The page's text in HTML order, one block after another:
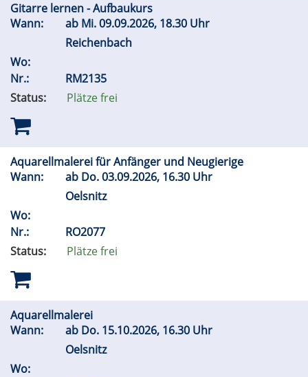
Gitarre lernen - Aufbaukurs
Wann:
ab Mi.09.09.2026, 18.30 Uhr
Reichenbach
Wo:
Nr.:
RM2135
Status:
Plätze frei
Aquarellmalerei für Anfänger und Neugierige
Wann:
ab Do.03.09.2026, 16.30 Uhr
Oelsnitz
Wo:
Nr.:
RO2077
Status:
Plätze frei
Aquarellmalerei
Wann:
ab Do. 15.10.2026, 16.30 Uhr
Oelsnitz
Wo: